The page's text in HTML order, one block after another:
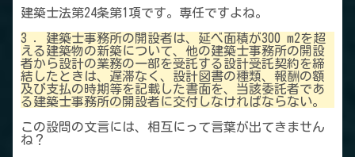
建築士法第24条第1項です。専任ですよね。
3 ．建築士事務所の開設者は、延べ面積が300 m2を超
える建築物の新築について、他の建築士事務所の開設
者から設計の業務の一部を受託する設計受託契約を締
結したときは、遅滞なく、設計図書の種類、報酬の額
及び支払の時期等を記載した書面を、当該委託者であ
る建築士事務所の開設者に交付しなければならない。
この設問の文言には、相互にって言葉が出てきません
ね？